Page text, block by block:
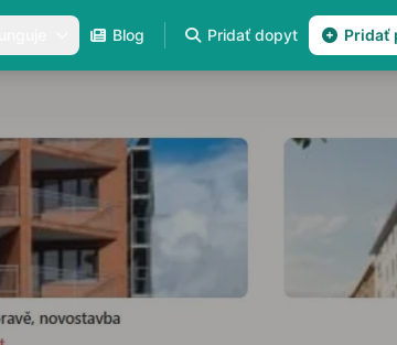
Blog Pridať dopyt Pridať